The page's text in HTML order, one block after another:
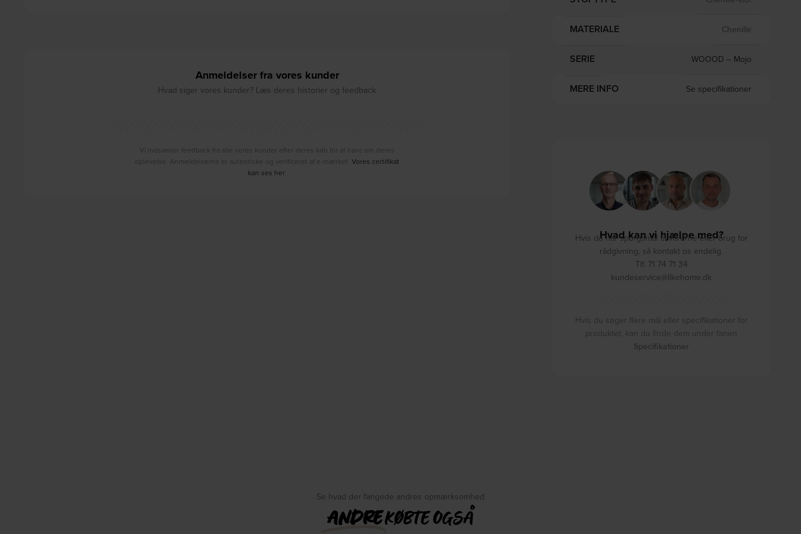
Anmeldelser fra vores kunder
Hvad siger vores kunder? Læs deres historier og feedback
Vi indsamler feedback fra alle vores kunder efter deres køb for at høre om deres
oplevelse. Anmeldelserne er autentiske og verificeret af e-mærket. Vores certifikat
kan ses her.
MATERIALE Chenille
SERIE WOOOD – Mojo
MERE INFO Se specifikationer
Hvad kan vi hjælpe med?
Hvis du har spørgsmål til varerne eller brug for
rådgivning, så kontakt os endelig.
Tlf. 71 74 71 34
kundeservice@likehome.dk
Hvis du søger flere mål eller specifikationer for
produktet, kan du finde dem under fanen
Specifikationer
Se hvad der fangede andres opmærksomhed
ANDREKØBTE OGSÅ